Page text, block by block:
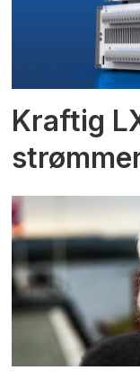
Kraftig